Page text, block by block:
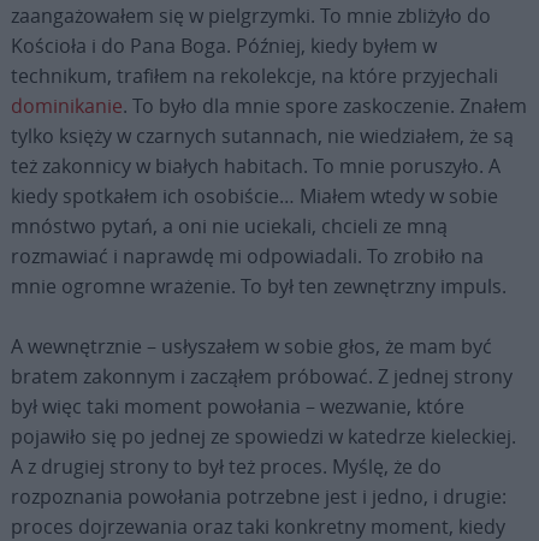
zaangażowałem się w pielgrzymki. To mnie zbliżyło do
Kościoła i do Pana Boga. Później, kiedy byłem w
technikum, trafiłem na rekolekcje, na które przyjechali
dominikanie. To było dla mnie spore zaskoczenie. Znałem
tylko księży w czarnych sutannach, nie wiedziałem, że są
też zakonnicy w białych habitach. To mnie poruszyło. A
kiedy spotkałem ich osobiście… Miałem wtedy w sobie
mnóstwo pytań, a oni nie uciekali, chcieli ze mną
rozmawiać i naprawdę mi odpowiadali. To zrobiło na
mnie ogromne wrażenie. To był ten zewnętrzny impuls.
A wewnętrznie – usłyszałem w sobie głos, że mam być
bratem zakonnym i zacząłem próbować. Z jednej strony
był więc taki moment powołania – wezwanie, które
pojawiło się po jednej ze spowiedzi w katedrze kieleckiej.
A z drugiej strony to był też proces. Myślę, że do
rozpoznania powołania potrzebne jest i jedno, i drugie:
proces dojrzewania oraz taki konkretny moment, kiedy